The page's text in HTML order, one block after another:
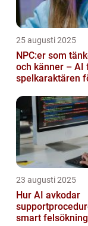
25 augusti 2025
NPC:er som
och känner – AI
spelkaraktären
23 augusti 2025
Hur AI avkodar
smart felsökning